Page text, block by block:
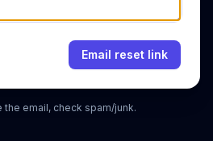
Email reset link
the email, check spam/junk.